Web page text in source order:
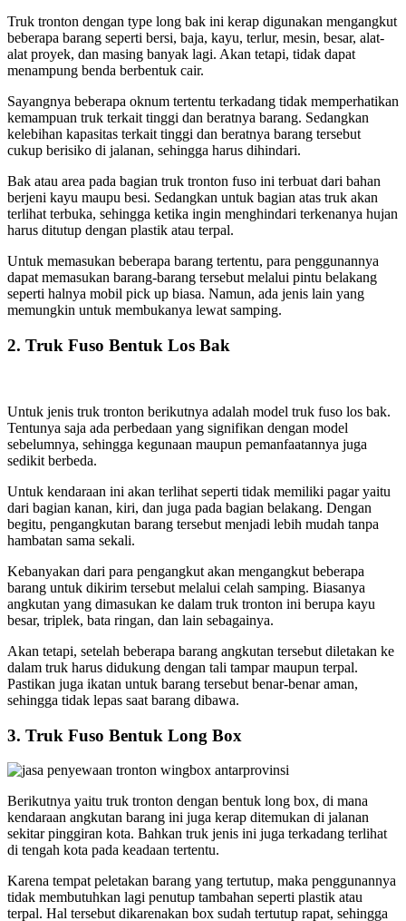
Truk tronton dengan type long bak ini kerap digunakan mengangkut
beberapa barang seperti bersi, baja, kayu, terlur, mesin, besar, alat-
alat proyek, dan masing banyak lagi. Akan tetapi, tidak dapat
menampung benda berbentuk cair.
Sayangnya beberapa oknum tertentu terkadang tidak memperhatikan
kemampuan truk terkait tinggi dan beratnya barang. Sedangkan
kelebihan kapasitas terkait tinggi dan beratnya barang tersebut
cukup berisiko di jalanan, sehingga harus dihindari.
Bak atau area pada bagian truk tronton fuso ini terbuat dari bahan
berjeni kayu maupu besi. Sedangkan untuk bagian atas truk akan
terlihat terbuka, sehingga ketika ingin menghindari terkenanya hujan
harus ditutup dengan plastik atau terpal.
Untuk memasukan beberapa barang tertentu, para penggunannya
dapat memasukan barang-barang tersebut melalui pintu belakang
seperti halnya mobil pick up biasa. Namun, ada jenis lain yang
memungkin untuk membukanya lewat samping.
2. Truk Fuso Bentuk Los Bak
Untuk jenis truk tronton berikutnya adalah model truk fuso los bak.
Tentunya saja ada perbedaan yang signifikan dengan model
sebelumnya, sehingga kegunaan maupun pemanfaatannya juga
sedikit berbeda.
Untuk kendaraan ini akan terlihat seperti tidak memiliki pagar yaitu
dari bagian kanan, kiri, dan juga pada bagian belakang. Dengan
begitu, pengangkutan barang tersebut menjadi lebih mudah tanpa
hambatan sama sekali.
Kebanyakan dari para pengangkut akan mengangkut beberapa
barang untuk dikirim tersebut melalui celah samping. Biasanya
angkutan yang dimasukan ke dalam truk tronton ini berupa kayu
besar, triplek, bata ringan, dan lain sebagainya.
Akan tetapi, setelah beberapa barang angkutan tersebut diletakan ke
dalam truk harus didukung dengan tali tampar maupun terpal.
Pastikan juga ikatan untuk barang tersebut benar-benar aman,
sehingga tidak lepas saat barang dibawa.
3. Truk Fuso Bentuk Long Box
Berikutnya yaitu truk tronton dengan bentuk long box, di mana
kendaraan angkutan barang ini juga kerap ditemukan di jalanan
sekitar pinggiran kota. Bahkan truk jenis ini juga terkadang terlihat
di tengah kota pada keadaan tertentu.
Karena tempat peletakan barang yang tertutup, maka penggunannya
tidak membutuhkan lagi penutup tambahan seperti plastik atau
terpal. Hal tersebut dikarenakan box sudah tertutup rapat, sehingga